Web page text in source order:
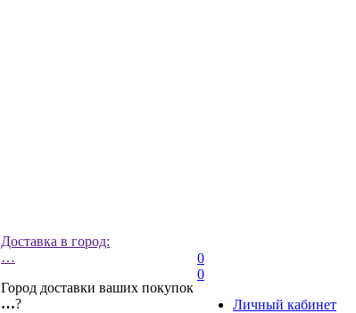
Доставка в город:
…
Город доставки ваших покупок
…?
0
0
Личный кабинет